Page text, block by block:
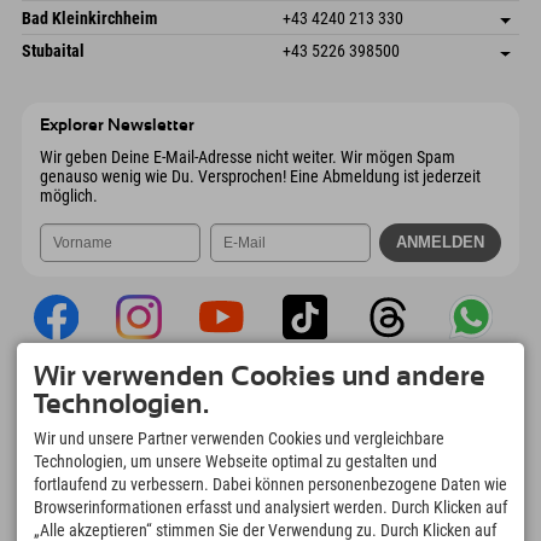
Österreich
Buchen
Gscheat 14
6441 Umhausen
Österreich
Adresse speichern
Anreiseinfos
Buchen
Bad Kleinkirchheim +43 4240 213 330
Dorfstraße 24
Adresse speichern
Stubaital +43 5226 398500
Explorer Newsletter
Wir geben Deine E-Mail-Adresse nicht weiter. Wir mögen Spam
genauso wenig wie Du. Versprochen! Eine Abmeldung ist jederzeit
möglich.
Explorer App
Upload Deiner #ExplorerMoments, Mein
Explorer To Go mit Buchungsübersicht,
Bucketlist, Restaurantübersicht uvm. Jetzt
downloaden!
Wir verwenden Cookies und andere
Technologien.
Wir und unsere Partner verwenden Cookies und vergleichbare
Technologien, um unsere Webseite optimal zu gestalten und
fortlaufend zu verbessern. Dabei können personenbezogene Daten wie
Browserinformationen erfasst und analysiert werden. Durch Klicken auf
„Alle akzeptieren“ stimmen Sie der Verwendung zu. Durch Klicken auf